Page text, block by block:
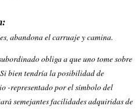
abandona el carruaje y camina.
obliga a que uno tome sobre
bien tendría la posibilidad de
-representado por el símbolo del
semejantes facilidades adquiridas de